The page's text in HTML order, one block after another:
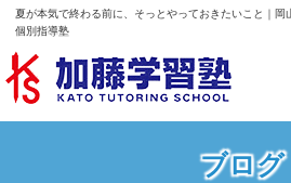
夏が本気で終わる前に、そっとやっておきたいこと｜岡
個別指導塾
ブログ